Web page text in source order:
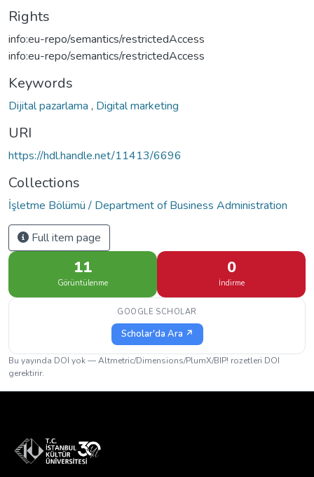
Rights
info:eu-repo/semantics/restrictedAccess
info:eu-repo/semantics/restrictedAccess
Keywords
Dijital pazarlama , Digital marketing
URI
https://hdl.handle.net/11413/6696
Collections
İşletme Bölümü / Department of Business Administration
Full item page
11
Görüntülenme
0
İndirme
GOOGLE SCHOLAR
Scholar'da Ara ↗
Bu yayında DOI yok — Altmetric/Dimensions/PlumX/BIP! rozetleri DOI
gerektirir.